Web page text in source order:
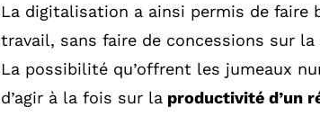
La digitalisation a ainsi permis de
travail, sans faire de concessions sur la
La possibilité qu’offrent les jumeaux
d’agir à la fois sur laproductivité d’un